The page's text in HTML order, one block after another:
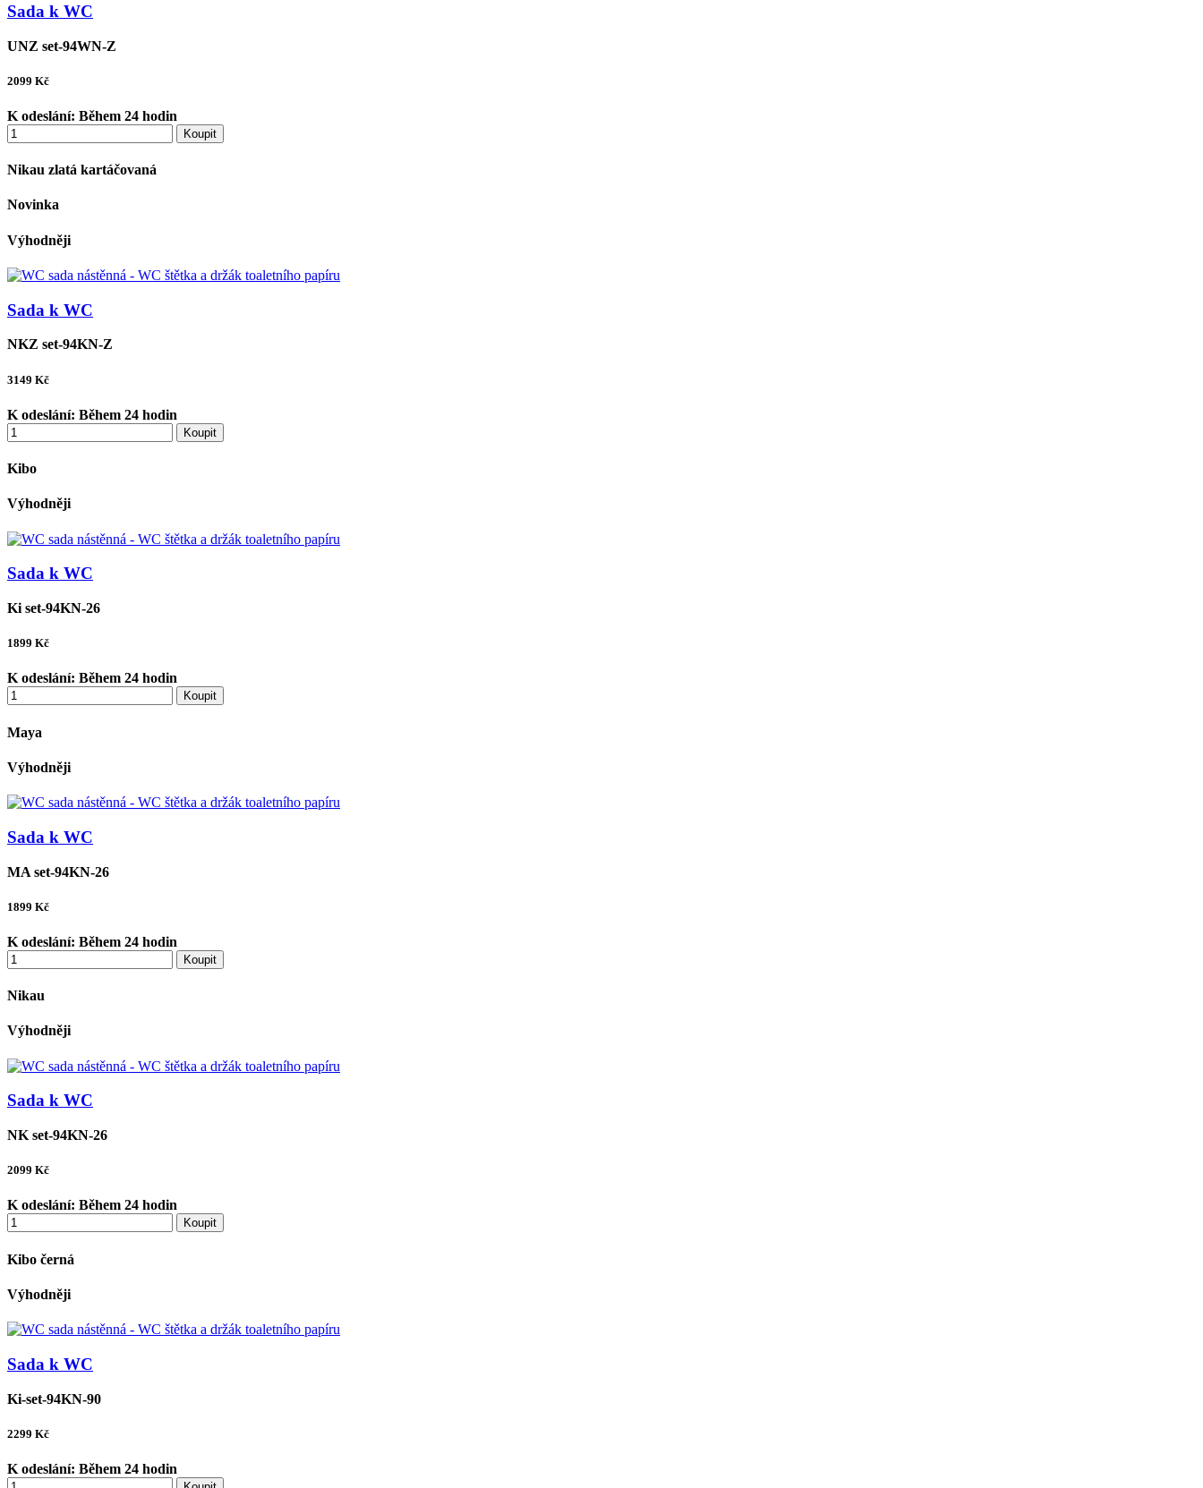
Sada k WC
UNZ set-94WN-Z
2099 Kč
K odeslání: Během 24 hodin
Koupit
Nikau zlatá kartáčovaná
Novinka
Výhodněji
Sada k WC
NKZ set-94KN-Z
3149 Kč
K odeslání: Během 24 hodin
Koupit
Kibo
Výhodněji
Sada k WC
Ki set-94KN-26
1899 Kč
K odeslání: Během 24 hodin
Koupit
Maya
Výhodněji
Sada k WC
MA set-94KN-26
1899 Kč
K odeslání: Během 24 hodin
Koupit
Nikau
Výhodněji
Sada k WC
NK set-94KN-26
2099 Kč
K odeslání: Během 24 hodin
Koupit
Kibo černá
Výhodněji
Sada k WC
Ki-set-94KN-90
2299 Kč
K odeslání: Během 24 hodin